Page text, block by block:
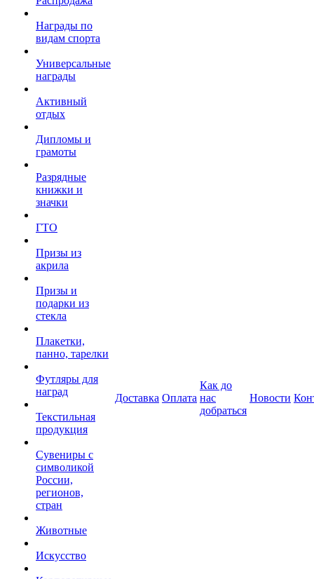
Награды по
видам спорта
Универсальные
награды
Активный
отдых
Дипломы и
грамоты
Разрядные
книжки и
значки
ГТО
Призы из
акрила
Призы и
подарки из
стекла
Плакетки,
панно, тарелки
Футляры для
наград
Текстильная
продукция
Сувениры с
символикой
России,
регионов,
стран
Животные
Искусство
Доставка Оплата
Как до
нас
добраться
Новости